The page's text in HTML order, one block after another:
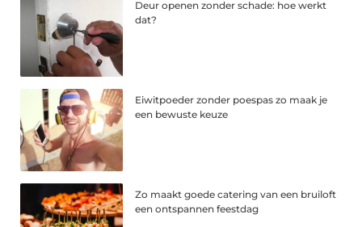
Deur openen zonder schade: hoe werkt
dat?
Eiwitpoeder zonder poespas zo maak je
een bewuste keuze
Zo maakt goede catering van een bruiloft
een ontspannen feestdag